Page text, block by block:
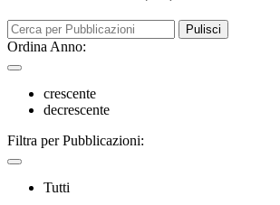
Pulisci
Ordina Anno:
crescente
decrescente
Filtra per Pubblicazioni:
Tutti